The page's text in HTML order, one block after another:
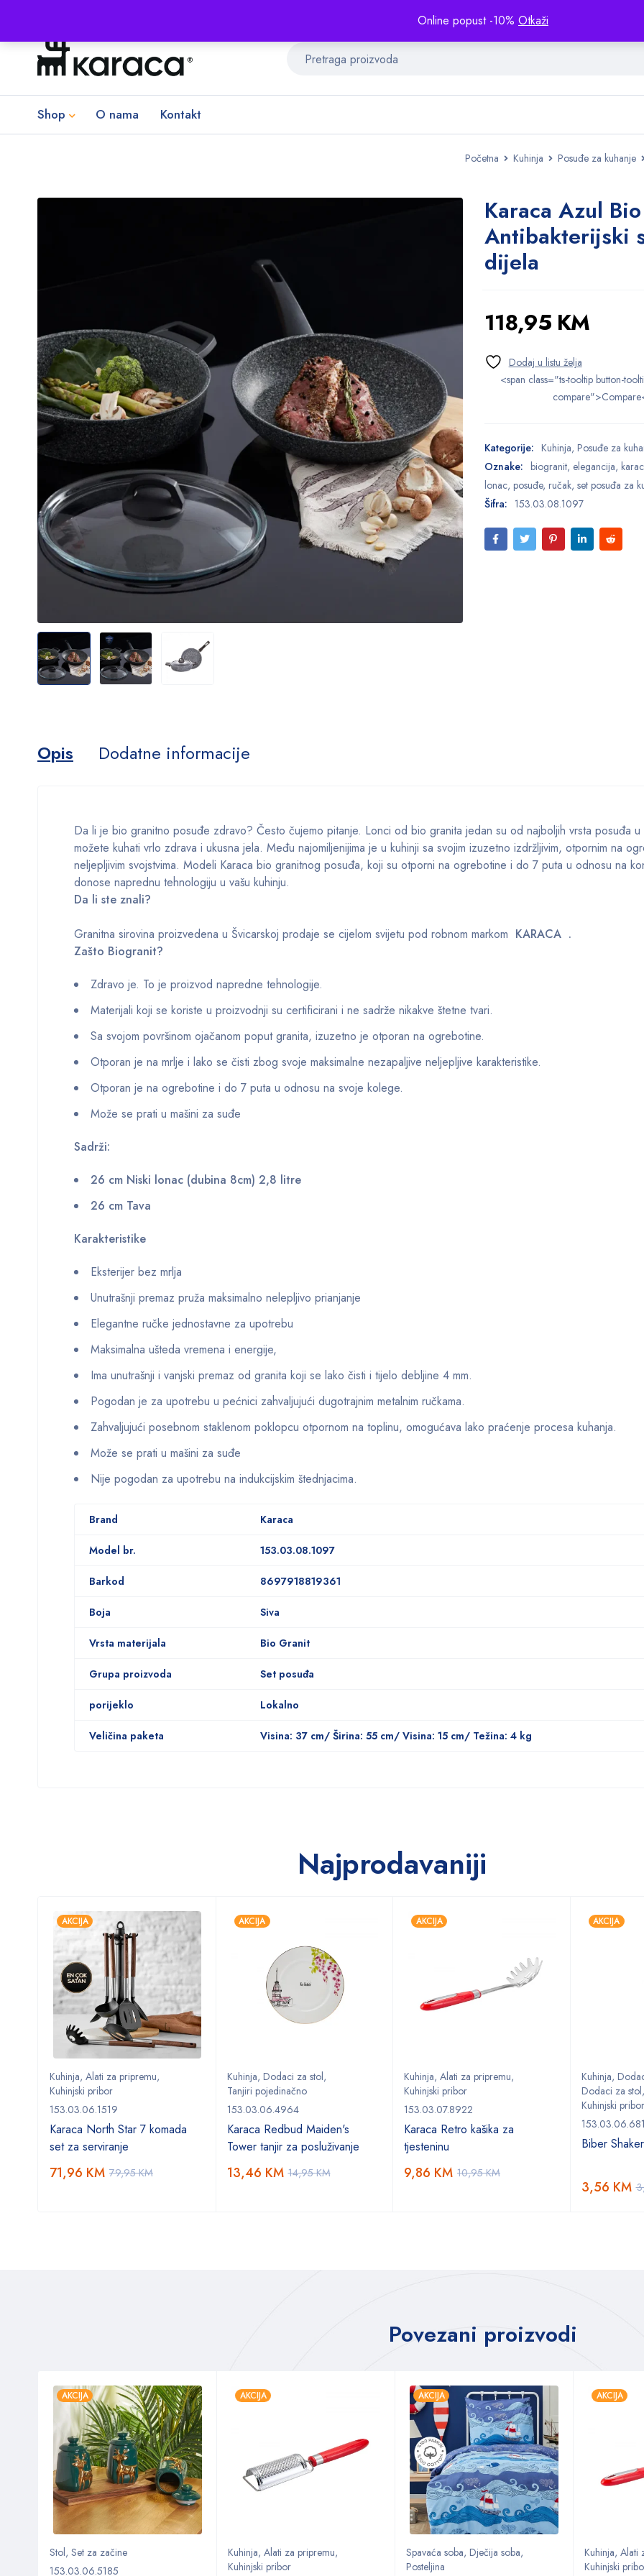
Online popust -10% Otkaži
Shop O nama Kontakt
Početna Kuhinja Posuđe za kuhanje
Karaca Azul
Antibakterijski
dijela
118,95 KM
<span class="ts-tooltip button-
Kategorije: Kuhinja, Posuđe za
Oznake: biogranit, elegancija,
lonac, posuđe, ručak, set posuđa za
Šifra: 153.03.08.1097
Opis Dodatne informacije
Da li je bio granitno posuđe zdravo? Često čujemo pitanje. Lonci od bio granita jedan su od najboljih vrsta posuđa u
možete kuhati vrlo zdrava i ukusna jela. Među najomiljenijima je u kuhinji sa svojim izuzetno izdržljivim, otpornim na
neljepljivim svojstvima. Modeli Karaca bio granitnog posuđa, koji su otporni na ogrebotine i do 7 puta u odnosu na
donose naprednu tehnologiju u vašu kuhinju.
Da li ste znali?
Granitna sirovina proizvedena u Švicarskoj prodaje se cijelom svijetu pod robnom markom KARACA .
Zašto Biogranit?
Zdravo je. To je proizvod napredne tehnologije.
Materijali koji se koriste u proizvodnji su certificirani i ne sadrže nikakve štetne tvari.
Sa svojom površinom ojačanom poput granita, izuzetno je otporan na ogrebotine.
Otporan je na mrlje i lako se čisti zbog svoje maksimalne nezapaljive neljepljive karakteristike.
Otporan je na ogrebotine i do 7 puta u odnosu na svoje kolege.
Može se prati u mašini za suđe
Sadrži:
26 cm Niski lonac (dubina 8cm) 2,8 litre
26 cm Tava
Karakteristike
Eksterijer bez mrlja
Unutrašnji premaz pruža maksimalno nelepljivo prianjanje
Elegantne ručke jednostavne za upotrebu
Maksimalna ušteda vremena i energije,
Ima unutrašnji i vanjski premaz od granita koji se lako čisti i tijelo debljine 4 mm.
Pogodan je za upotrebu u pećnici zahvaljujući dugotrajnim metalnim ručkama.
Zahvaljujući posebnom staklenom poklopcu otpornom na toplinu, omogućava lako praćenje procesa kuhanja.
Može se prati u mašini za suđe
Nije pogodan za upotrebu na indukcijskim štednjacima.
Brand Karaca
Model br. 153.03.08.1097
Barkod 8697918819361
Boja Siva
Vrsta materijala Bio Granit
Grupa proizvoda Set posuđa
porijeklo Lokalno
Veličina paketa Visina: 37 cm/ Širina: 55 cm/ Visina: 15 cm/ Težina: 4 kg
Najprodavaniji
AKCIJA
Kuhinja, Alati za pripremu,
Kuhinjski pribor
153.03.06.1519
Karaca North Star 7 komada
set za serviranje
79,95KM
71,96 KM
AKCIJA
Kuhinja, Dodaci za stol,
Tanjiri pojedinačno
153.03.06.4964
Karaca Redbud Maiden's
Tower tanjir za posluživanje
14,95KM
13,46 KM
AKCIJA
Kuhinja, Alati za pripremu,
Kuhinjski pribor
153.03.07.8922
Karaca Retro kašika za
tjesteninu
10,95KM
9,86 KM
AKCIJA
Kuhinja,
Dodaci za stol,
Kuhinjski pribor
Biber
3,56 KM
Povezani proizvodi
AKCIJA
Stol, Set za začine
153.03.06.5185
AKCIJA
Kuhinja, Alati za pripremu,
Kuhinjski pribor
AKCIJA
Spavaća soba, Dječija soba,
Posteljina
AKCIJA
Kuhinja, Alati
Kuhinjski